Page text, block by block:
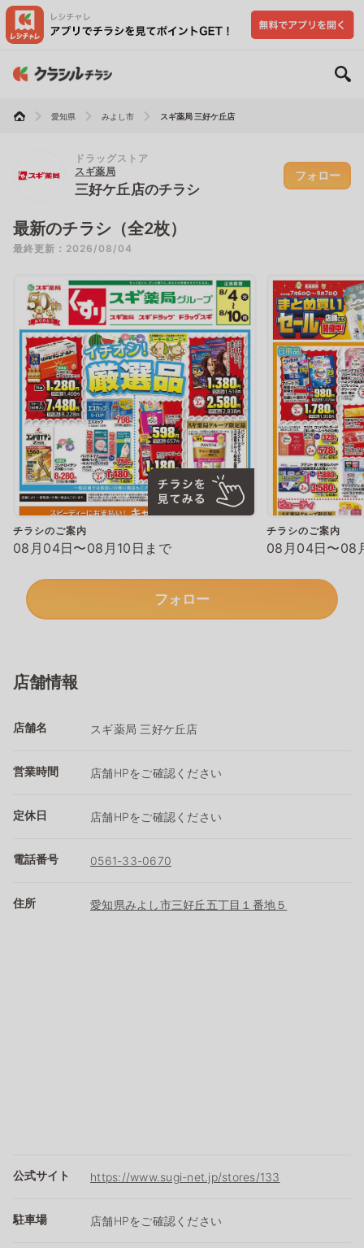
愛知県 みよし市 スギ薬局 三好ケ丘店
ドラッグストア
スギ薬局
三好ケ丘店のチラシ
フォロー
最新のチラシ（全2枚）
最終更新：2026/08/04
チラシのご案内
08月04日〜08月10日まで
チラシのご案内
08月04日〜08
フォロー
店舗情報
店舗名 スギ薬局 三好ケ丘店
営業時間 店舗HPをご確認ください
定休日 店舗HPをご確認ください
電話番号 0561-33-0670
住所 愛知県みよし市三好丘五丁目１番地５
公式サイト https://www.sugi-net.jp/stores/133
駐車場 店舗HPをご確認ください